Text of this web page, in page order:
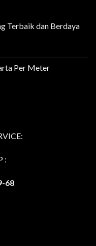
Terbaik dan Berdaya
Per Meter
:
68